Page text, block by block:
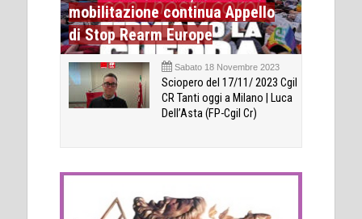
mobilitazione continua Appello
di Stop Rearm Europe
Sabato 18 Novembre 2023
Sciopero del 17/11/ 2023 Cgil
CR Tanti oggi a Milano | Luca
Dell’Asta (FP-Cgil Cr)